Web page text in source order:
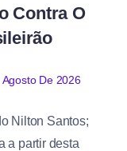
Contra O
Agosto De 2026
Nilton Santos;
a partir desta